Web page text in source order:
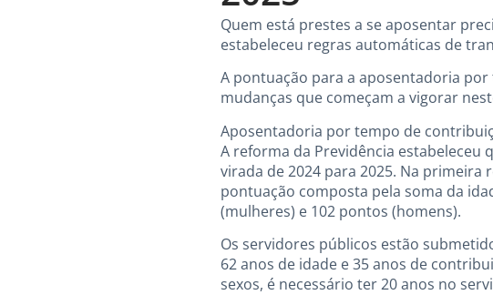
Quem está prestes a se aposentar
estabeleceu regras automáticas de
A pontuação para a aposentadoria
mudanças que começam a vigorar
Aposentadoria por tempo de
A reforma da Previdência estabeleceu
virada de 2024 para 2025. Na
pontuação composta pela soma da
(mulheres) e 102 pontos (homens).
Os servidores públicos estão
62 anos de idade e 35 anos de
sexos, é necessário ter 20 anos no